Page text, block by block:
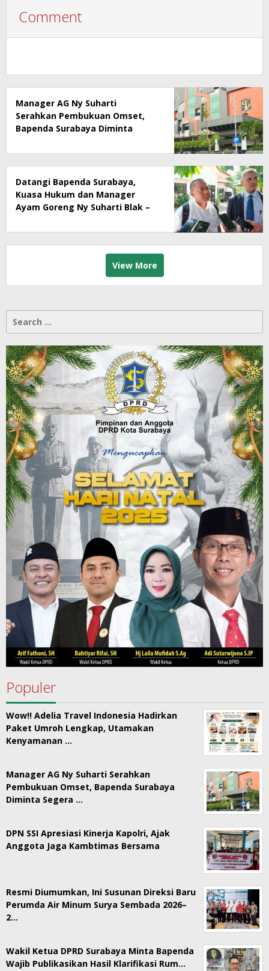
Comment
Manager AG Ny Suharti
Serahkan Pembukuan Omset,
Bapenda Surabaya Diminta
Datangi Bapenda Surabaya,
Kuasa Hukum dan Manager
Ayam Goreng Ny Suharti Blak –
Penyimpangan Pajak
View More
Search
Populer
Wow!! Adelia Travel Indonesia Hadirkan
Paket Umroh Lengkap, Utamakan
Kenyamanan …
Manager AG Ny Suharti Serahkan
Pembukuan Omset, Bapenda Surabaya
Diminta Segera …
DPN SSI Apresiasi Kinerja Kapolri, Ajak
Anggota Jaga Kambtimas Bersama
Resmi Diumumkan, Ini Susunan Direksi Baru
Perumda Air Minum Surya Sembada 2026–
2…
Wakil Ketua DPRD Surabaya Minta Bapenda
Wajib Publikasikan Hasil Klarifikasi Rum…